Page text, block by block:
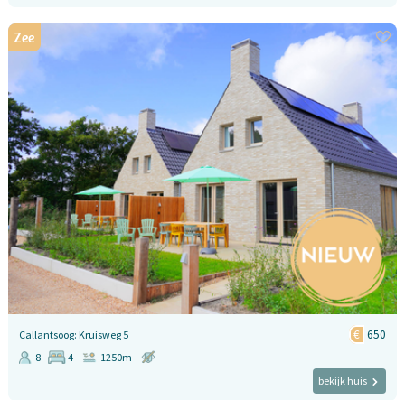
Zee
Callantsoog: Kruisweg 5 650
8 4
1250m
bekijk huis